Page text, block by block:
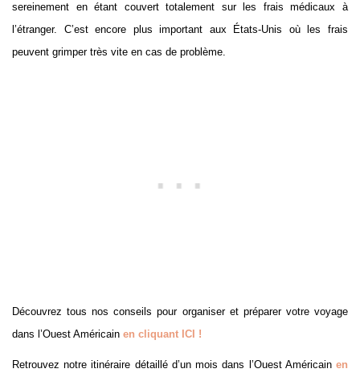
sereinement en étant couvert totalement sur les frais médicaux à
l’étranger. C’est encore plus important aux États-Unis où les frais
peuvent grimper très vite en cas de problème.
Découvrez tous nos conseils pour organiser et préparer votre voyage
dans l’Ouest Américain en cliquant ICI !
Retrouvez notre itinéraire détaillé d’un mois dans l’Ouest Américain en